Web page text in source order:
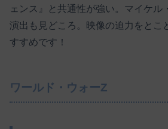
ェンス』と共通性が強い。マイケル
演出も見どころ。映像の迫力をとこ
すすめです！
ワールド・ウォーZ